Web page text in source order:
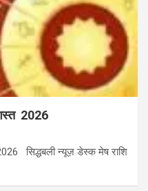
2026
सिद्धबली न्यूज़ डेस्क मेष राशि